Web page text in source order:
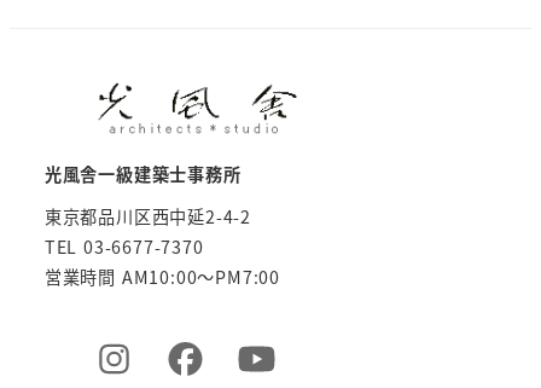
光風舎一級建築士事務所
東京都品川区西中延2-4-2
TEL 03-6677-7370
営業時間 AM10:00～PM7:00